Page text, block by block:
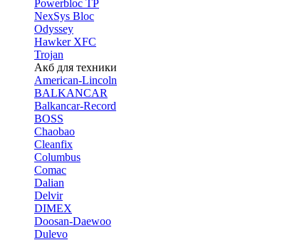
Powerbloc TP
NexSys Bloc
Odyssey
Hawker XFC
Trojan
Акб для техники
American-Lincoln
BALKANCAR
Balkancar-Record
BOSS
Chaobao
Cleanfix
Columbus
Comac
Dalian
Delvir
DIMEX
Doosan-Daewoo
Dulevo